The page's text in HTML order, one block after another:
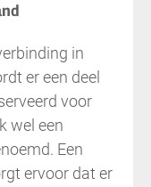
in
er een deel
voor
wel een
Een
ervoor dat er